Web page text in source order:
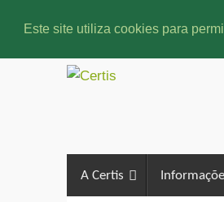
Este site utiliza cookies para
A Certis